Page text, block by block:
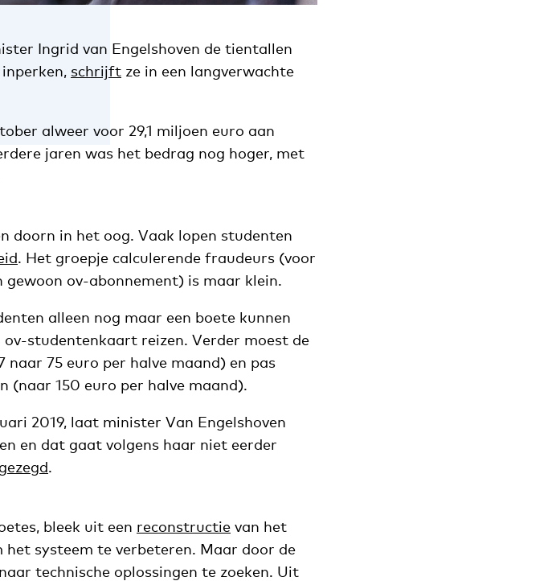
Ingrid van Engelshoven de tientallen
schrijft ze in een langverwachte
alweer voor 29,1 miljoen euro aan
jaren was het bedrag nog hoger, met
doorn in het oog. Vaak lopen studenten
. Het groepje calculerende fraudeurs (voor
gewoon ov-abonnement) is maar klein.
alleen nog maar een boete kunnen
studentenkaart reizen. Verder moest de
naar 75 euro per halve maand) en pas
150 euro per halve maand).
2019, laat minister Van Engelshoven
en dat gaat volgens haar niet eerder
gezegd.
bleek uit een reconstructie van het
het systeem te verbeteren. Maar door de
technische oplossingen te zoeken. Uit